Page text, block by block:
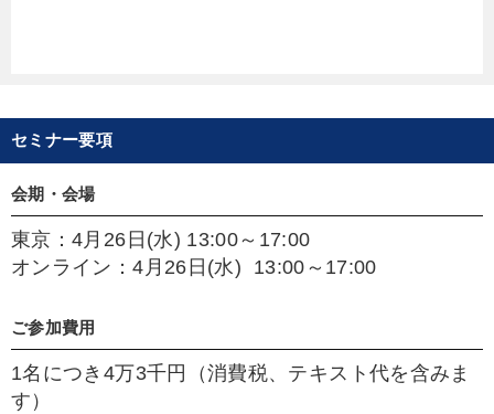
セミナー要項
会期・会場
東京：4月26日(水) 13:00～17:00
オンライン：4月26日(水) 13:00～17:00
ご参加費用
1名につき4万3千円（消費税、テキスト代を含みま
す）